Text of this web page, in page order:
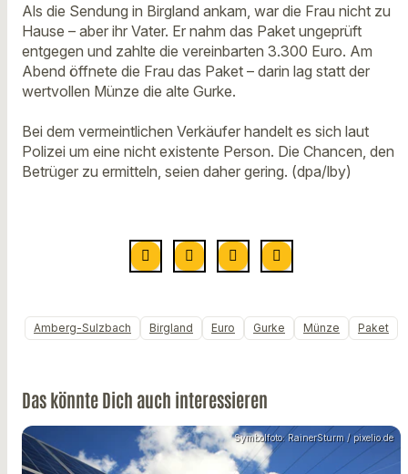
Als die Sendung in Birgland ankam, war die Frau nicht zu
Hause – aber ihr Vater. Er nahm das Paket ungeprüft
entgegen und zahlte die vereinbarten 3.300 Euro. Am
Abend öffnete die Frau das Paket – darin lag statt der
wertvollen Münze die alte Gurke.
Bei dem vermeintlichen Verkäufer handelt es sich laut
Polizei um eine nicht existente Person. Die Chancen, den
Betrüger zu ermitteln, seien daher gering. (dpa/lby)
Amberg-Sulzbach Birgland Euro Gurke Münze Paket
Das könnte Dich auch interessieren
Symbolfoto: RainerSturm / pixelio.de